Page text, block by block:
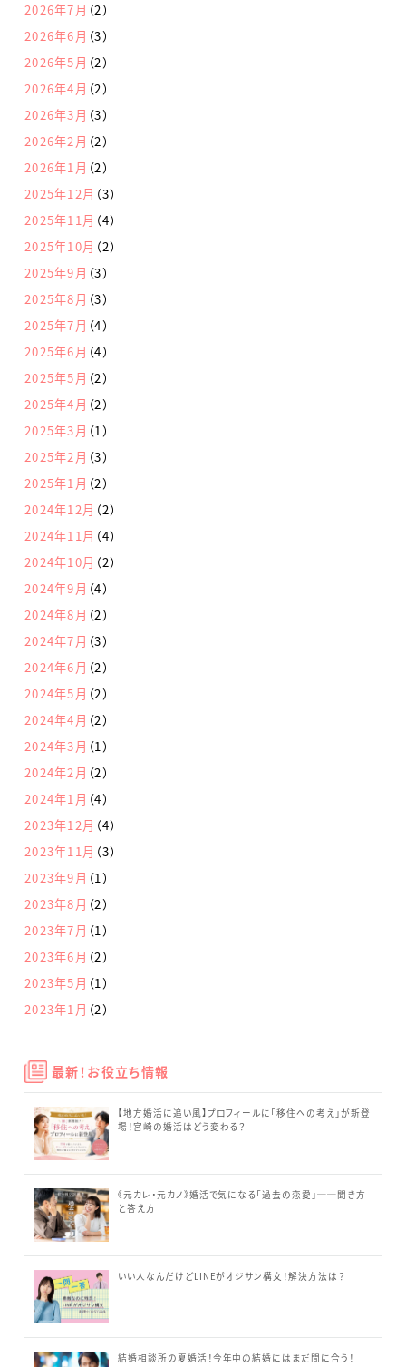
2026年7月 （2）
2026年6月 （3）
2026年5月 （2）
2026年4月 （2）
2026年3月 （3）
2026年2月 （2）
2026年1月 （2）
2025年12月 （3）
2025年11月 （4）
2025年10月 （2）
2025年9月 （3）
2025年8月 （3）
2025年7月 （4）
2025年6月 （4）
2025年5月 （2）
2025年4月 （2）
2025年3月 （1）
2025年2月 （3）
2025年1月 （2）
2024年12月 （2）
2024年11月 （4）
2024年10月 （2）
2024年9月 （4）
2024年8月 （2）
2024年7月 （3）
2024年6月 （2）
2024年5月 （2）
2024年4月 （2）
2024年3月 （1）
2024年2月 （2）
2024年1月 （4）
2023年12月 （4）
2023年11月 （3）
2023年9月 （1）
2023年8月 （2）
2023年7月 （1）
2023年6月 （2）
2023年5月 （1）
2023年1月 （2）
最新！お役立ち情報
【地方婚活に追い風】プロフィールに「移住への考え」が新登
場！宮崎の婚活はどう変わる？
《元カレ・元カノ》婚活で気になる「過去の恋愛」──聞き方
と答え方
いい人なんだけどLINEがオジサン構文！解決方法は？
結婚相談所の夏婚活！今年中の結婚にはまだ間に合う！